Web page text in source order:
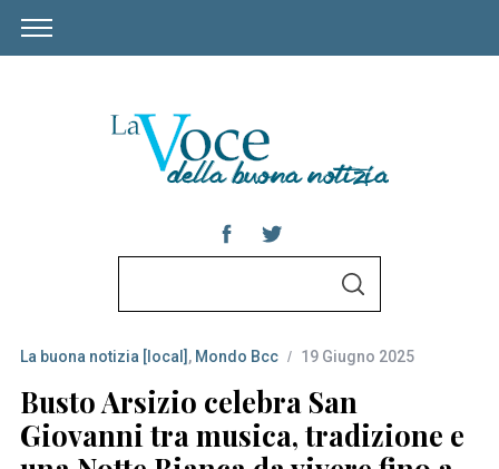
r
c
h
f
S
C
H
La buona notizia [local] , Mondo Bcc 19 Giugno 2025
Busto Arsizio celebra San
Giovanni tra musica, tradizione e